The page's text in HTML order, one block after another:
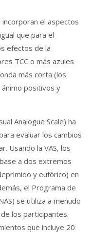
el aspectos
que para el
efectos de la
TCC o más azules
más corta (los
positivos y
Analogue Scale) ha
evaluar los cambios
Usando la VAS, los
a dos extremos
y eufórico) en
el Programa de
se utiliza a menudo
los participantes.
que incluye 20